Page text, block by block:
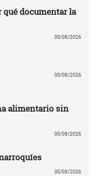
qué documentar la
05/08/2026
05/08/2026
alimentario sin
05/08/2026
05/08/2026